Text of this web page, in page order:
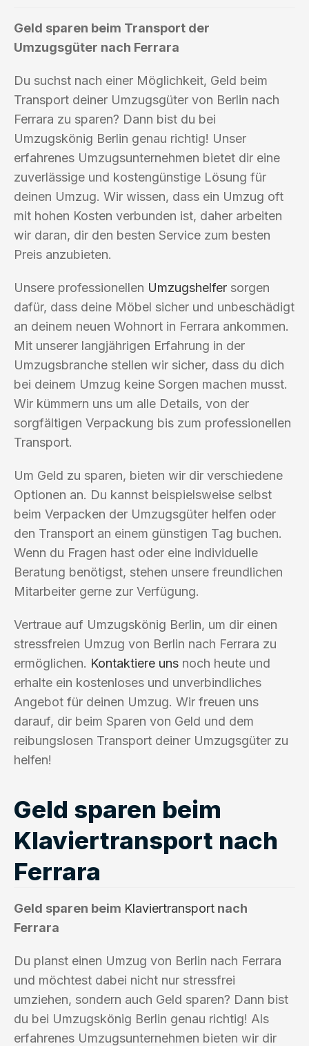
Geld sparen beim Transport der
Umzugsgüter nach Ferrara
Du suchst nach einer Möglichkeit, Geld beim
Transport deiner Umzugsgüter von Berlin nach
Ferrara zu sparen? Dann bist du bei
Umzugskönig Berlin genau richtig! Unser
erfahrenes Umzugsunternehmen bietet dir eine
zuverlässige und kostengünstige Lösung für
deinen Umzug. Wir wissen, dass ein Umzug oft
mit hohen Kosten verbunden ist, daher arbeiten
wir daran, dir den besten Service zum besten
Preis anzubieten.
Unsere professionellen Umzugshelfer sorgen
dafür, dass deine Möbel sicher und unbeschädigt
an deinem neuen Wohnort in Ferrara ankommen.
Mit unserer langjährigen Erfahrung in der
Umzugsbranche stellen wir sicher, dass du dich
bei deinem Umzug keine Sorgen machen musst.
Wir kümmern uns um alle Details, von der
sorgfältigen Verpackung bis zum professionellen
Transport.
Um Geld zu sparen, bieten wir dir verschiedene
Optionen an. Du kannst beispielsweise selbst
beim Verpacken der Umzugsgüter helfen oder
den Transport an einem günstigen Tag buchen.
Wenn du Fragen hast oder eine individuelle
Beratung benötigst, stehen unsere freundlichen
Mitarbeiter gerne zur Verfügung.
Vertraue auf Umzugskönig Berlin, um dir einen
stressfreien Umzug von Berlin nach Ferrara zu
ermöglichen. Kontaktiere uns noch heute und
erhalte ein kostenloses und unverbindliches
Angebot für deinen Umzug. Wir freuen uns
darauf, dir beim Sparen von Geld und dem
reibungslosen Transport deiner Umzugsgüter zu
helfen!
Geld sparen beim
Klaviertransport nach
Ferrara
Geld sparen beim Klaviertransport nach
Ferrara
Du planst einen Umzug von Berlin nach Ferrara
und möchtest dabei nicht nur stressfrei
umziehen, sondern auch Geld sparen? Dann bist
du bei Umzugskönig Berlin genau richtig! Als
erfahrenes Umzugsunternehmen bieten wir dir